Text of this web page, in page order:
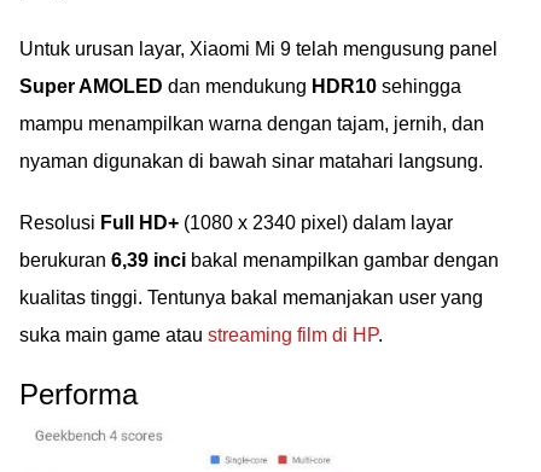
Untuk urusan layar, Xiaomi Mi 9 telah mengusung panel
Super AMOLED dan mendukung HDR10 sehingga
mampu menampilkan warna dengan tajam, jernih, dan
nyaman digunakan di bawah sinar matahari langsung.
Resolusi Full HD+ (1080 x 2340 pixel) dalam layar
berukuran 6,39 inci bakal menampilkan gambar dengan
kualitas tinggi. Tentunya bakal memanjakan user yang
suka main game atau streaming film di HP.
Performa